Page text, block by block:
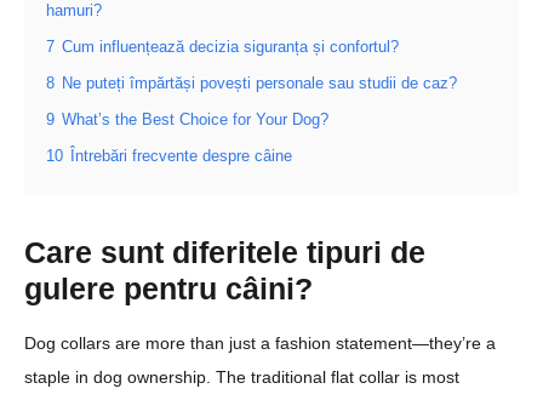
hamuri?
7 Cum influențează decizia siguranța și confortul?
8 Ne puteți împărtăși povești personale sau studii de caz?
9 What’s the Best Choice for Your Dog?
10 Întrebări frecvente despre câine
Care sunt diferitele tipuri de
gulere pentru câini?
Dog collars are more than just a fashion statement—they’re a
staple in dog ownership. The traditional flat collar is most